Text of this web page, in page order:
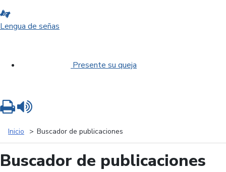
Lengua de señas
Presente su queja
Inicio Buscador de publicaciones
Buscador de publicaciones
Imprimir